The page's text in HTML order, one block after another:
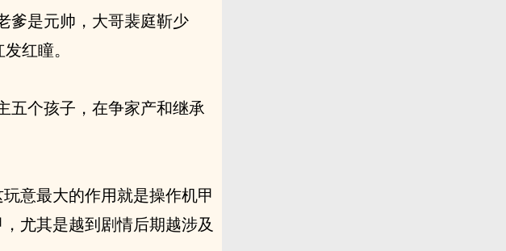
爹是元帅，大哥裴庭靳少
红瞳。
五个孩子，在争家产和继承
意最大的作用就是操作机甲
尤其是越到剧情后期越涉及